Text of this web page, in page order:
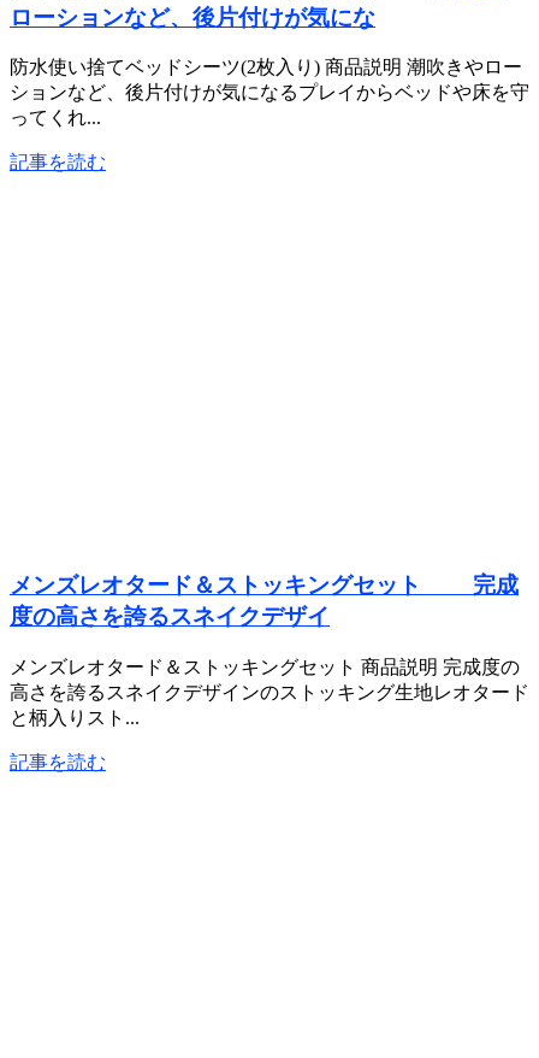
ローションなど、後片付けが気にな
防水使い捨てベッドシーツ(2枚入り) 商品説明 潮吹きやロー
ションなど、後片付けが気になるプレイからベッドや床を守
ってくれ...
記事を読む
メンズレオタード＆ストッキングセット 完成
度の高さを誇るスネイクデザイ
メンズレオタード＆ストッキングセット 商品説明 完成度の
高さを誇るスネイクデザインのストッキング生地レオタード
と柄入りスト...
記事を読む